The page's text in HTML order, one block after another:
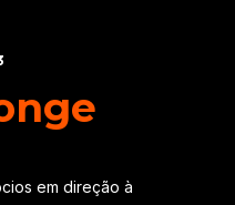
em direção à